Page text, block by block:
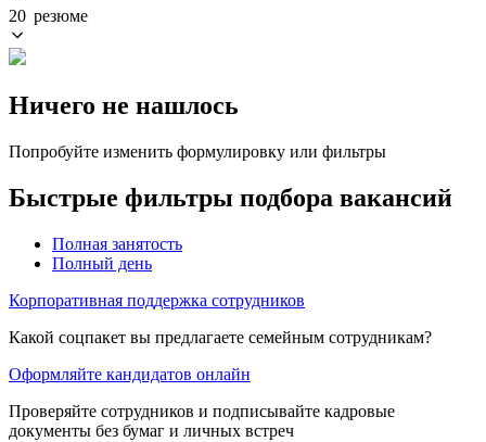
20 резюме
Ничего не нашлось
Попробуйте изменить формулировку или фильтры
Быстрые фильтры подбора вакансий
Полная занятость
Полный день
Корпоративная поддержка сотрудников
Какой соцпакет вы предлагаете семейным сотрудникам?
Оформляйте кандидатов онлайн
Проверяйте сотрудников и подписывайте кадровые
документы без бумаг и личных встреч